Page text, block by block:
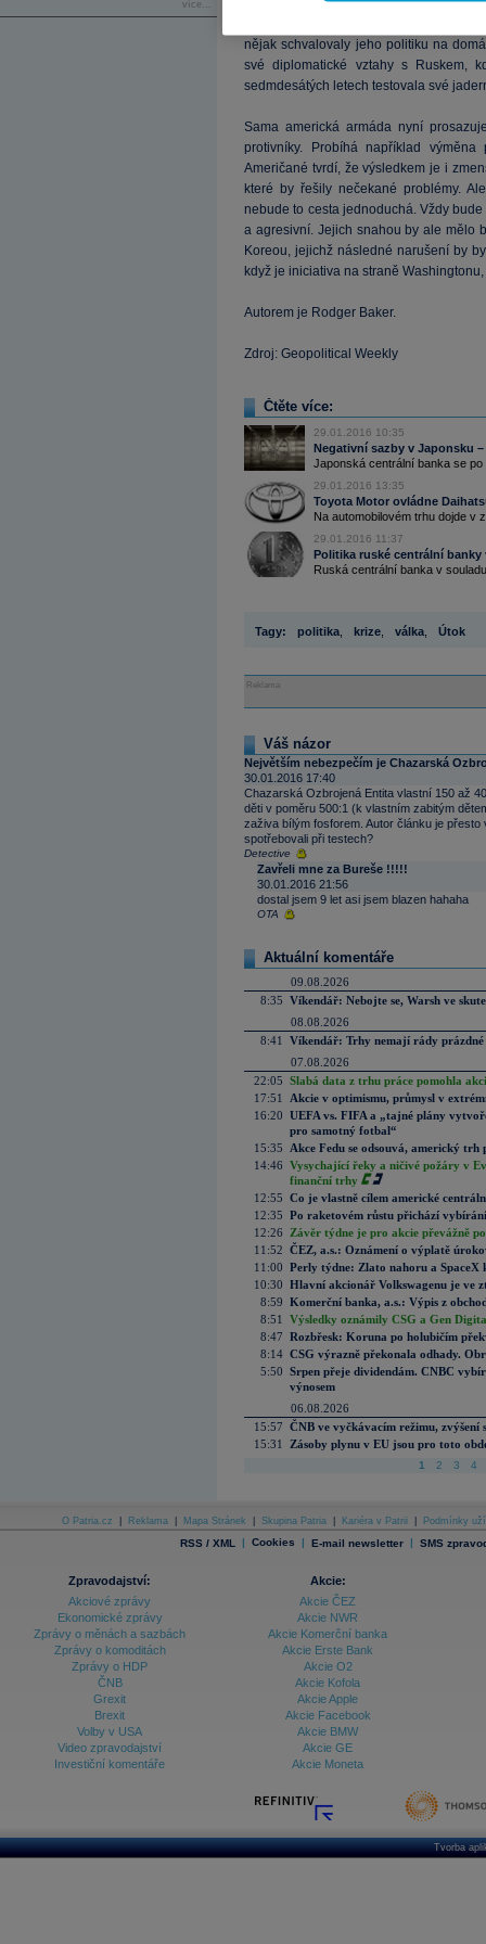
více...
běžně komunikovat, dochází k tomu,
nějak schvalovaly jeho politiku na
své diplomatické vztahy s Ruskem,
sedmdesátých letech testovala své
Sama americká armáda nyní
protivníky. Probíhá například
Američané tvrdí, že výsledkem je i
které by řešily nečekané problémy.
nebude to cesta jednoduchá. Vždy
a agresivní. Jejich snahou by ale mělo
Koreou, jejichž následné narušení by
když je iniciativa na straně
Autorem je Rodger Baker.
Zdroj: Geopolitical Weekly
Čtěte více:
29.01.2016 10:35
Negativní sazby v Japonsku
Japonská centrální banka se
29.01.2016 13:35
Toyota Motor ovládne
Na automobilovém trhu dojde v
29.01.2016 11:37
Politika ruské centrální banky
Ruská centrální banka v
Tagy: politika krize válka Útok
Reklama
Váš názor
Největším nebezpečím je Chazarská
30.01.2016 17:40
Chazarská Ozbrojená Entita vlastní 150 až
děti v poměru 500:1 (k vlastním zabitým
zaživa bílým fosforem. Autor článku je
spotřebovali při testech?
Detective
Zavřeli mne za Bureše !!!!!
30.01.2016 21:56
dostal jsem 9 let asi jsem blazen hahaha
OTA
Aktuální komentáře
09.08.2026
8:35 Víkendář: Nebojte se, Warsh ve
08.08.2026
8:41
Víkendář: Trhy nemají rády prázdné
07.08.2026
22:05 Slabá data z trhu práce pomohla
17:51
Akcie v optimismu, průmysl v
16:20 UEFA vs. FIFA a „tajné plány
pro samotný fotbal“
15:35
Akce Fedu se odsouvá, americký
14:46 Vysychající řeky a ničivé požáry v
finanční trhy
12:55 Co je vlastně cílem americké
12:35 Po raketovém růstu přichází
12:26
Závěr týdne je pro akcie převážně
11:52 ČEZ, a.s.: Oznámení o výplatě
11:00 Perly týdne: Zlato nahoru a SpaceX
10:30 Hlavní akcionář Volkswagenu je ve
8:59 Komerční banka, a.s.: Výpis z
8:51
Výsledky oznámily CSG a Gen
8:47 Rozbřesk: Koruna po holubičím
8:14 CSG výrazně překonala odhady.
5:50 Srpen přeje dividendám. CNBC
výnosem
06.08.2026
15:57 ČNB ve vyčkávacím režimu, zvýšení
15:31
Zásoby plynu v EU jsou pro toto
1 2 3 4
O Patria.cz Reklama Mapa Stránek Skupina Patria Kariéra v Patrii Podmínky
RSS / XML | Cookies | E-mail newsletter | SMS
Zpravodajství:
Akciové zprávy
Ekonomické zprávy
Zprávy o měnách a sazbách
Zprávy o komoditách
Zprávy o HDP
ČNB
Grexit
Brexit
Volby v USA
Video zpravodajství
Investiční komentáře
Akcie:
Akcie ČEZ
Akcie NWR
Akcie Komerční banka
Akcie Erste Bank
Akcie O2
Akcie Kofola
Akcie Apple
Akcie Facebook
Akcie BMW
Akcie GE
Akcie Moneta
Tvorba